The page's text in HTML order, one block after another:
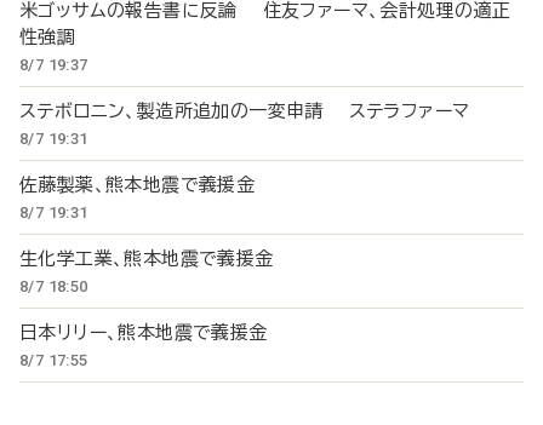
米ゴッサムの報告書に反論 住友ファーマ、会計処理の適正
性強調
8/7 19:37
ステボロニン、製造所追加の一変申請 ステラファーマ
8/7 19:31
佐藤製薬、熊本地震で義援金
8/7 19:31
生化学工業、熊本地震で義援金
8/7 18:50
日本リリー、熊本地震で義援金
8/7 17:55